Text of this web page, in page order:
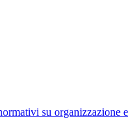
su organizzazione e